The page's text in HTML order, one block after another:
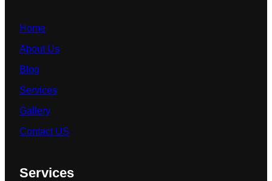
Home
About Us
Blog
Services
Gallery
Contact US
Services